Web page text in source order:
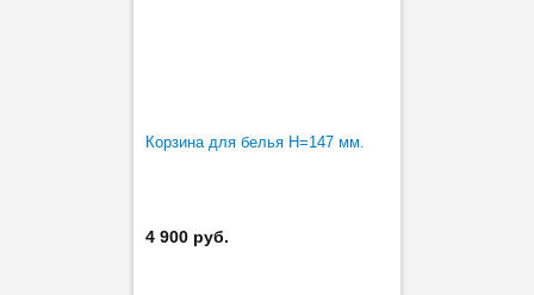
Корзина для белья H=147 мм.
4 900 руб.